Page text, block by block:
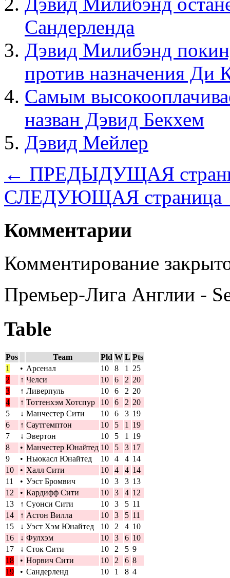
Сандерленда
Дэвид Милибэнд
против назначения Ди
Самым
назван Дэвид Бекхем
Дэвид Мейлер
← ПРЕДЫДУЩАЯ
СЛЕДУЮЩАЯ
Комментарии
Комментирование
Премьер-Лига Англии -
Table
Pos Team Pld W L Pts
1
• Арсенал 10 8 1
25
2
↑ Челси 10 6 2 20
3
↑ Ливерпуль 10 6 2 20
4
↑ Тоттенхэм Хотспур 10 6 2 20
5
↓ Манчестер Сити 10 6 3 19
6
↑ Саутгемптон 10 5 1
19
7
↓ Эвертон 10 5 1
19
8
• Манчестер Юнайтед 10 5 3 17
9
• Ньюкасл Юнайтед 10 4 4 14
10
• Халл Сити 10 4 4 14
11
• Уэст Бромвич 10 3 3 13
12
• Кардифф Сити 10 3 4 12
13
↑ Суонси Сити 10 3 5 11
14
↑ Астон Вилла 10 3 5 11
15
↓ Уэст Хэм Юнайтед 10 2 4 10
16
↓ Фулхэм 10 3 6 10
17
↓ Сток Сити 10 2 5 9
18
• Норвич Сити 10 2 6 8
19
• Сандерленд 10 1 8 4